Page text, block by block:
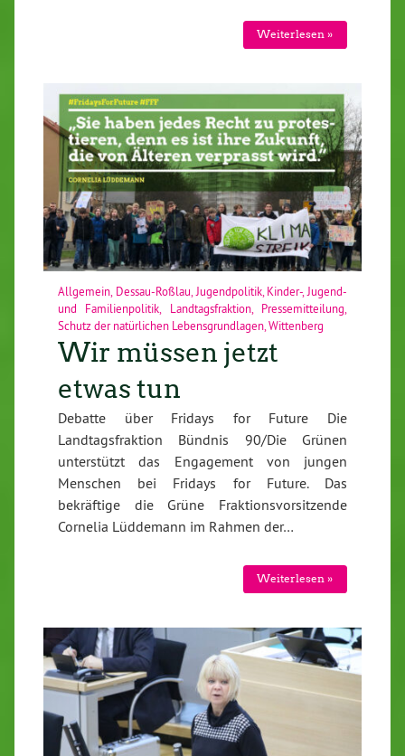
Weiterlesen »
Allgemein Dessau-Roßlau Jugendpolitik, Kinder-, Jugend-
und Familienpolitik
Landtagsfraktion, Pressemitteilung
Schutz der natürlichen Lebensgrundlagen Wittenberg
Wir müssen jetzt
etwas tun
Debatte über Fridays for Future Die
Landtagsfraktion Bündnis 90/Die Grünen
unterstützt das Engagement von jungen
Menschen bei Fridays for Future. Das
bekräftige die Grüne Fraktionsvorsitzende
Cornelia Lüddemann im Rahmen der…
Weiterlesen »